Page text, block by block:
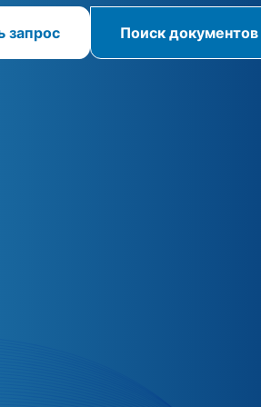
запрос Поиск документов